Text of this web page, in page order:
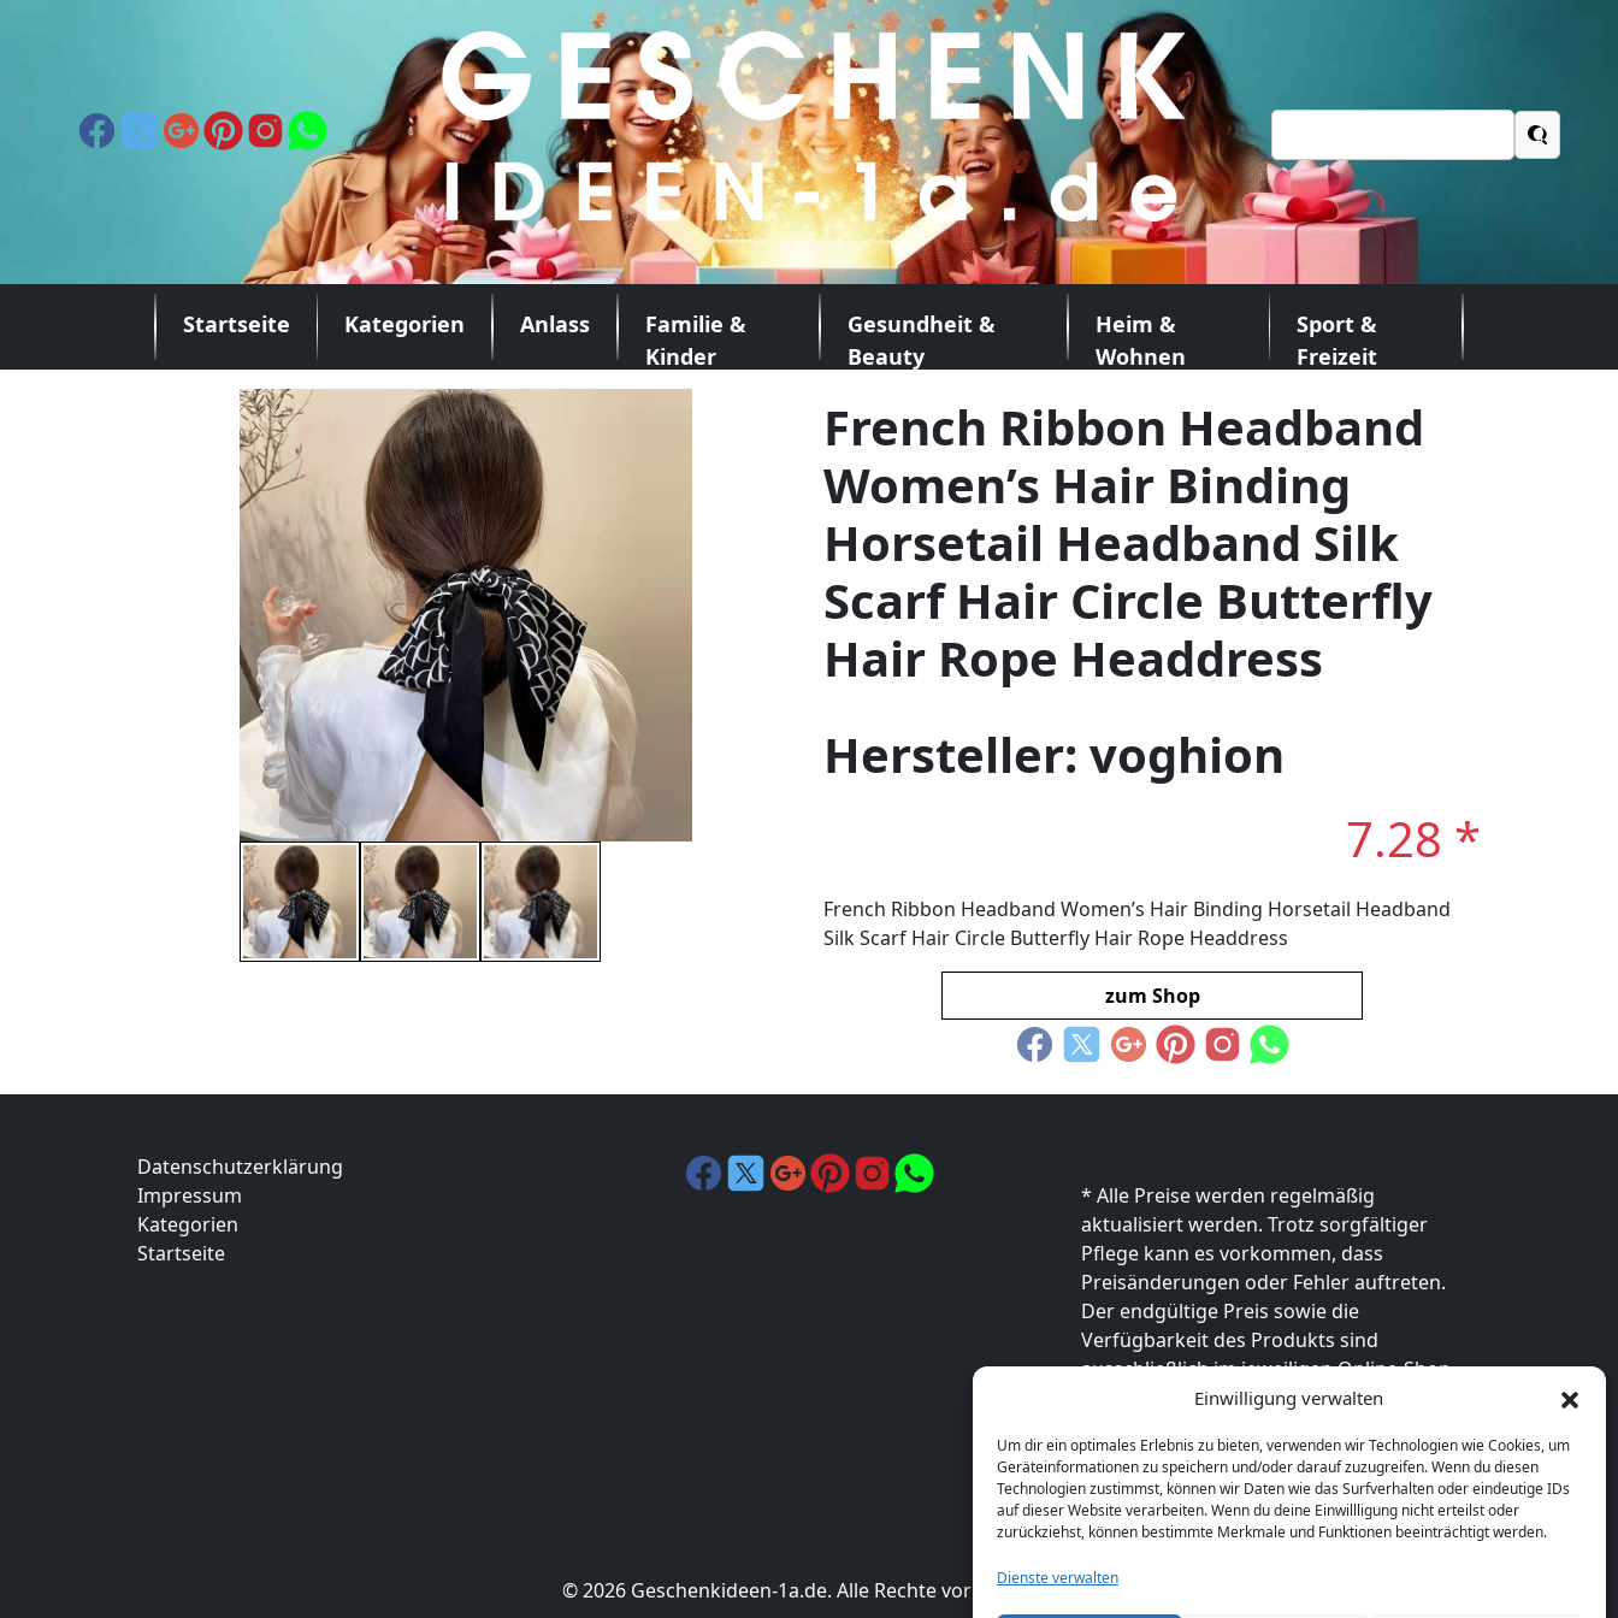
Einwilligung verwalten
Um dir ein optimales Erlebnis zu bieten, verwenden wir Technologien wie Cookies, um
Geräteinformationen zu speichern und/oder darauf zuzugreifen. Wenn du diesen
Technologien zustimmst, können wir Daten wie das Surfverhalten oder eindeutige IDs
auf dieser Website verarbeiten. Wenn du deine Einwillligung nicht erteilst oder
zurückziehst, können bestimmte Merkmale und Funktionen beeinträchtigt werden.
Dienste verwalten
nach:
Startseite Kategorien Anlass
Familie &
Kinder
Gesundheit &
Beauty
Heim &
Wohnen
Sport &
Freizeit
French Ribbon Headband
Women’s Hair Binding
Horsetail Headband Silk
Scarf Hair Circle Butterfly
Hair Rope Headdress
Hersteller: voghion
7.28 *
French Ribbon Headband Women’s Hair Binding Horsetail Headband
Silk Scarf Hair Circle Butterfly Hair Rope Headdress
zum Shop
Datenschutzerklärung
Impressum
Kategorien
Startseite
* Alle Preise werden regelmäßig
aktualisiert werden. Trotz sorgfältiger
Pflege kann es vorkommen, dass
Preisänderungen oder Fehler auftreten.
Der endgültige Preis sowie die
Verfügbarkeit des Produkts sind
ausschließlich im jeweiligen Online-Shop
des Anbieters verbindlich. Bitte
beim Händler.
© 2026 Geschenkideen-1a.de. Alle Rechte vorbehalten.